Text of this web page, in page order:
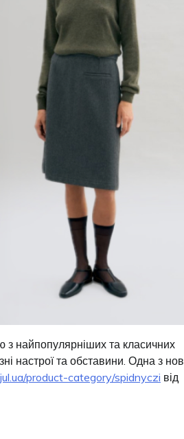
з найпопулярніших та класичних
настрої та обставини. Одна з
product-category/spidnyczi від